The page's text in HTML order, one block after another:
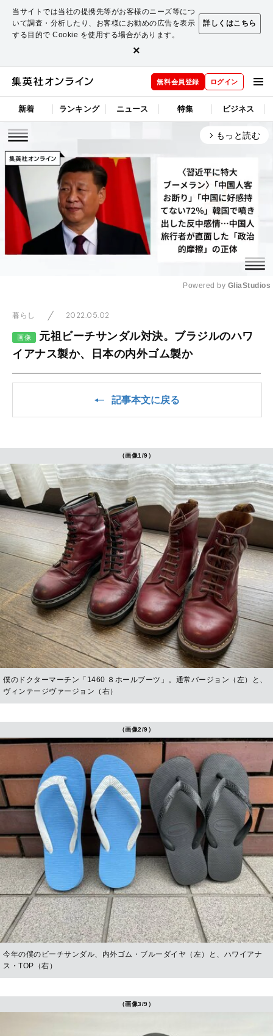
当サイトでは当社の提携先等がお客様のニーズ等につ
いて調査・分析したり、お客様にお勧めの広告を表示
する目的で Cookie を使用する場合があります。
詳しくはこちら
×
無料会員登録 ログイン
新着 ランキング ニュース 特集 ビジネス
arrow_forward_ios もっと読む
Powered by GliaStudios
暮らし 2022.05.02
画像
元祖ビーチサンダル対決。ブラジルのハワ
イアナス製か、日本の内外ゴム製か
記事本文に戻る
（画像1/9）
僕のドクターマーチン「1460 ８ホールブーツ」。通常バージョン（左）と、
ヴィンテージヴァージョン（右）
（画像2/9）
今年の僕のビーチサンダル、内外ゴム・ブルーダイヤ（左）と、ハワイアナ
ス・TOP（右）
（画像3/9）